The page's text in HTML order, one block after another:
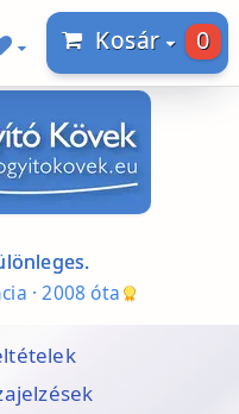
Kosár 0
· 2008 óta